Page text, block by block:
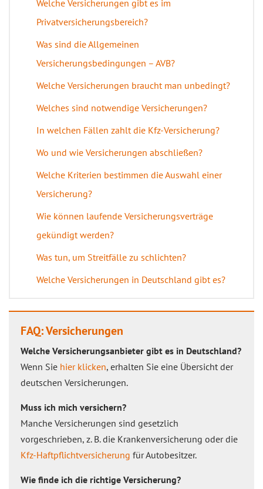
Welche Versicherungen gibt es im
Privatversicherungsbereich?
Was sind die Allgemeinen
Versicherungsbedingungen – AVB?
Welche Versicherungen braucht man unbedingt?
Welches sind notwendige Versicherungen?
In welchen Fällen zahlt die Kfz-Versicherung?
Wo und wie Versicherungen abschließen?
Welche Kriterien bestimmen die Auswahl einer
Versicherung?
Wie können laufende Versicherungsverträge
gekündigt werden?
Was tun, um Streitfälle zu schlichten?
Welche Versicherungen in Deutschland gibt es?
FAQ: Versicherungen
Welche Versicherungsanbieter gibt es in Deutschland?
Wenn Sie hier klicken, erhalten Sie eine Übersicht der
deutschen Versicherungen.
Muss ich mich versichern?
Manche Versicherungen sind gesetzlich
vorgeschrieben, z. B. die Krankenversicherung oder die
Kfz-Haftpflichtversicherung für Autobesitzer.
Wie finde ich die richtige Versicherung?